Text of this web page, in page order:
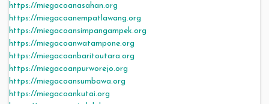
https://miegacoanasahan.org
https://miegacoanempatlawang.org
https://miegacoansimpangampek.org
https://miegacoanwatampone.org
https://miegacoanbaritoutara.org
https://miegacoanpurworejo.org
https://miegacoansumbawa.org
https://miegacoankutai.org